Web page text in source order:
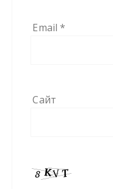
Email*
Сайт